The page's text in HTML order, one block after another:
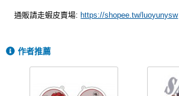
通販請走蝦皮賣場: https://shopee.tw/luoyunysw
作者推薦